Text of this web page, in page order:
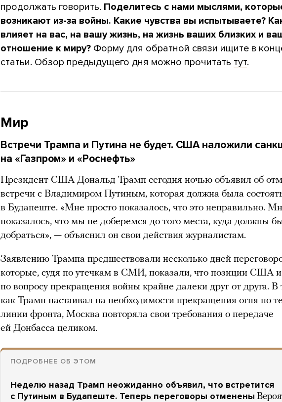
продолжать говорить. Поделитесь с нами мыслями,
возникают из-за войны. Какие чувства вы испытываете?
влияет на вас, на вашу жизнь, на жизнь ваших близких и
отношение к миру? Форму для обратной связи ищите в
статьи. Обзор предыдущего дня можно прочитать тут.
Мир
Встречи Трампа и Путина не будет. США наложили
на «Газпром» и «Роснефть»
Президент США Дональд Трамп сегодня ночью объявил об
встречи с Владимиром Путиным, которая должна была
в Будапеште. «Мне просто показалось, что это неправильно.
показалось, что мы не доберемся до того места, куда должны
добраться», — объяснил он свои действия журналистам.
Заявлению Трампа предшествовали несколько дней
которые, судя по утечкам в СМИ, показали, что позиции США и
по вопросу прекращения войны крайне далеки друг от друга. В
как Трамп настаивал на необходимости прекращения огня по
линии фронта, Москва повторяла свои требования о передаче
ей Донбасса целиком.
ПОДРОБНЕЕ ОБ ЭТОМ
Неделю назад Трамп неожиданно объявил, что встретится
с Путиным в Будапеште. Теперь переговоры отменены